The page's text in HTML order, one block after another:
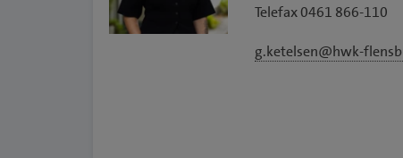
Telefax 0461 866-110
g.ketelsen@hwk-